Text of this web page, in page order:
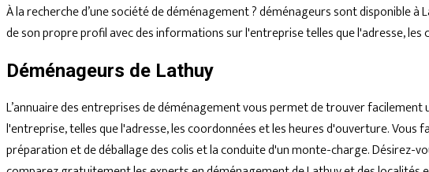
À la recherche d’une société de déménagement ? déménageurs sont disponible
de son propre profil avec des informations sur l'entreprise telles que l'adresse,
Déménageurs de Lathuy
L’annuaire des entreprises de déménagement vous permet de trouver
l'entreprise, telles que l'adresse, les coordonnées et les heures d'ouverture.
préparation et de déballage des colis et la conduite d'un monte-charge. Désirez-